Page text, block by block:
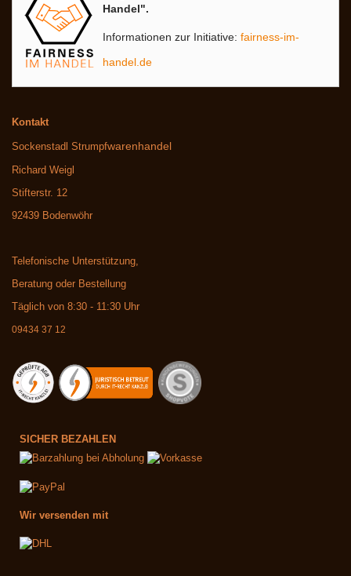
Handel".
Informationen zur Initiative: fairness-im-
handel.de
Kontakt
Sockenstadl Strumpfwarenhandel
Richard Weigl
Stifterstr. 12
92439 Bodenwöhr
Telefonische Unterstützung,
Beratung oder Bestellung
Täglich von 8:30 - 11:30 Uhr
09434 37 12
SICHER BEZAHLEN
Wir versenden mit